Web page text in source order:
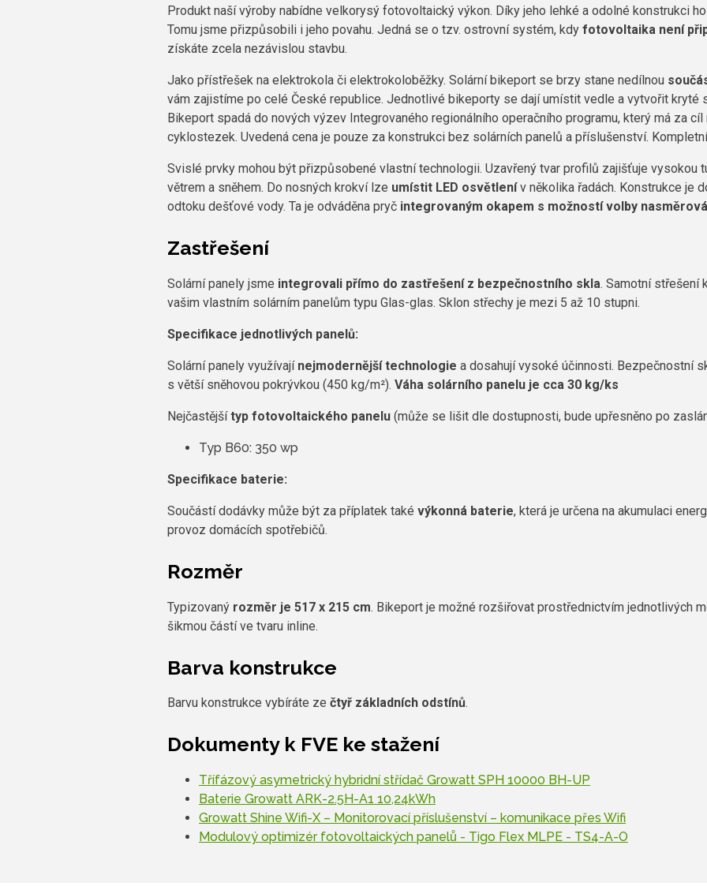
Produkt naší výroby nabídne velkorysý fotovoltaický výkon. Díky jeho lehké a odolné konstrukci
Tomu jsme přizpůsobili i jeho povahu. Jedná se o tzv. ostrovní systém, kdy fotovoltaika není
získáte zcela nezávislou stavbu.
Jako přístřešek na elektrokola či elektrokoloběžky. Solární bikeport se brzy stane nedílnou
vám zajistíme po celé České republice. Jednotlivé bikeporty se dají umístit vedle a vytvořit kryté
Bikeport spadá do nových výzev Integrovaného regionálního operačního programu, který má za
cyklostezek. Uvedená cena je pouze za konstrukci bez solárních panelů a příslušenství.
Svislé prvky mohou být přizpůsobené vlastní technologii. Uzavřený tvar profilů zajišťuje vysokou
větrem a sněhem. Do nosných krokví lze umístit LED osvětlenív několika řadách. Konstrukce je
odtoku dešťové vody. Ta je odváděna pryč integrovaným okapem s možností volby
Zastřešení
Solární panely jsme integrovali přímo do zastřešení z bezpečnostního skla. Samotní střešení
vašim vlastním solárním panelům typu Glas-glas. Sklon střechy je mezi 5 až 10 stupni.
Specifikace jednotlivých panelů:
Solární panely využívají nejmodernější technologie a dosahují vysoké účinnosti. Bezpečnostní
s větší sněhovou pokrývkou (450 kg/m²). Váha solárního panelu je cca 30 kg/ks
Nejčastějšítyp fotovoltaického panelu (může se lišit dle dostupnosti, bude upřesněno po
Typ B60: 350 wp
Specifikace baterie:
Součástí dodávky může být za příplatek také výkonná baterie, která je určena na akumulaci
provoz domácích spotřebičů.
Rozměr
Typizovaný rozměr je 517 x 215 cm. Bikeport je možné rozšiřovat prostřednictvím jednotlivých
šikmou částí ve tvaru inline.
Barva konstrukce
Barvu konstrukce vybíráte ze čtyř základních odstínů.
Dokumenty k FVE ke stažení
Třífázový asymetrický hybridní střídač Growatt SPH 10000 BH-UP
Baterie Growatt ARK-2.5H-A1 10,24kWh
Growatt Shine Wifi-X – Monitorovací příslušenství – komunikace přes Wifi
Modulový optimizér fotovoltaických panelů - Tigo Flex MLPE - TS4-A-O